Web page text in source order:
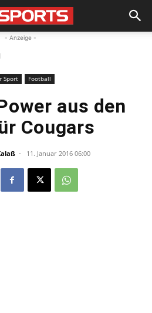
- Anzeige -
Sport Football
aus den
Cougars
- 11. Januar 2016 06:00